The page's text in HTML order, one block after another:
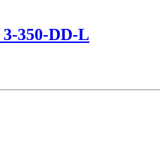
350-DD-L